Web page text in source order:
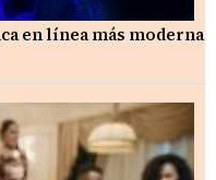
en línea más moderna